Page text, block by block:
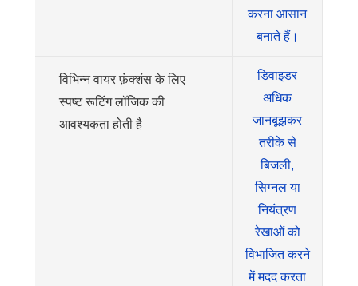
करना आसान
बनाते हैं।
विभिन्न वायर फ़ंक्शंस के लिए
स्पष्ट रूटिंग लॉजिक की
आवश्यकता होती है
डिवाइडर
अधिक
जानबूझकर
तरीके से
बिजली,
सिग्नल या
नियंत्रण
रेखाओं को
विभाजित करने
में मदद करता